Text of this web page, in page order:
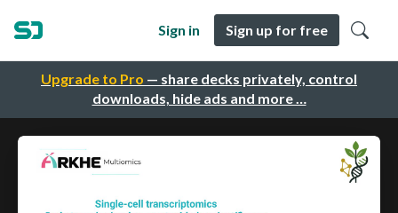
Upgrade to Pro — share decks privately, control
downloads, hide ads and more …
Sign in Sign up for free